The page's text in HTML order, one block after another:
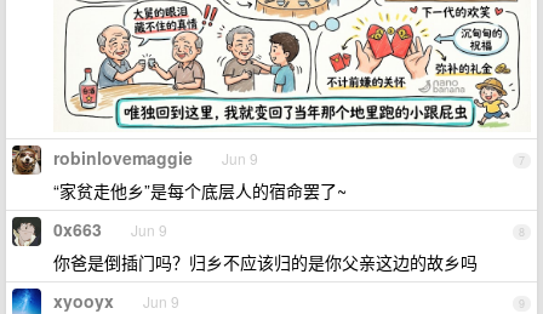
7
robinlovemaggie Jun 9
“家贫走他乡”是每个底层人的宿命罢了~
8
0x663 Jun 9
你爸是倒插门吗？归乡不应该归的是你父亲这边的故乡吗
9
xyooyx Jun 9